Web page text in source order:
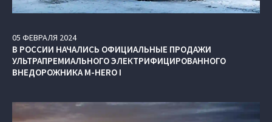
05 ФЕВРАЛЯ 2024
В РОССИИ НАЧАЛИСЬ ОФИЦИАЛЬНЫЕ ПРОДАЖИ
УЛЬТРАПРЕМИАЛЬНОГО ЭЛЕКТРИФИЦИРОВАННОГО
ВНЕДОРОЖНИКА M‑HERO I